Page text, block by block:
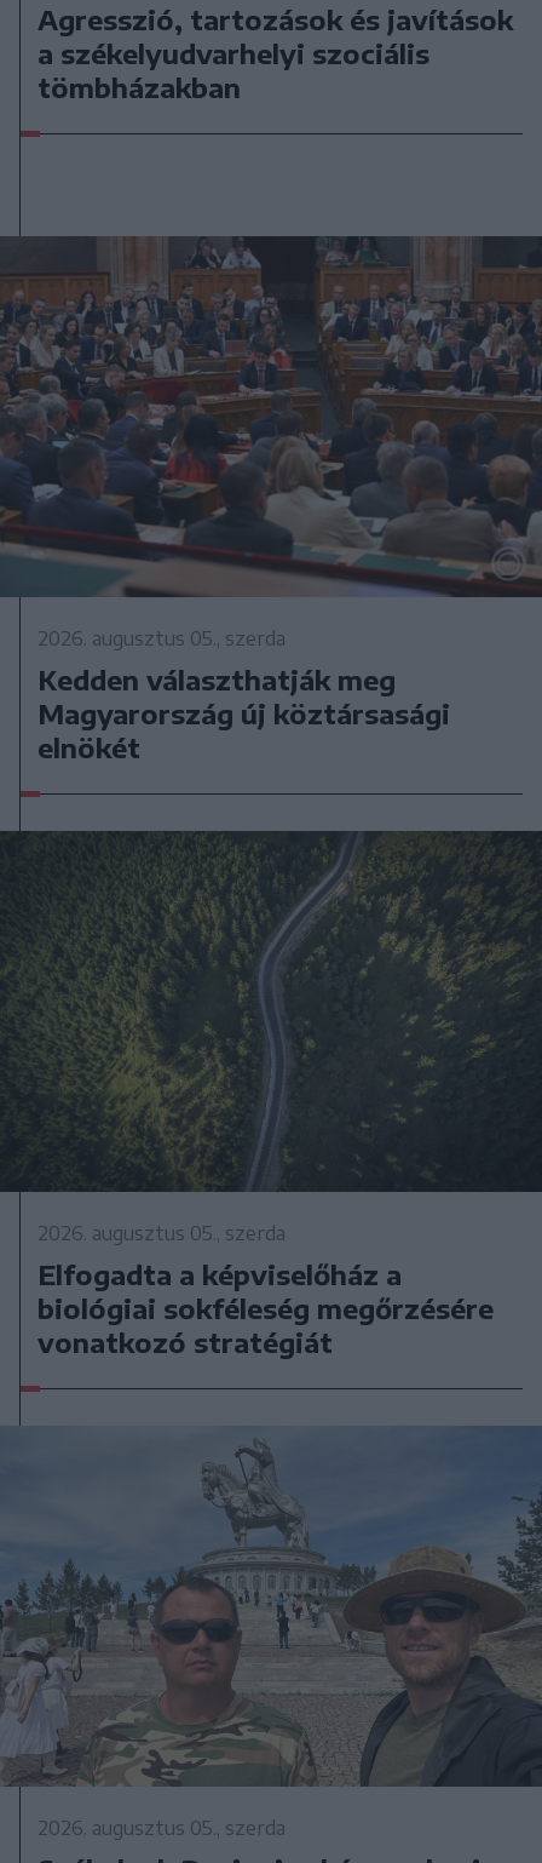
Agresszió, tartozások és javítások
a székelyudvarhelyi szociális
tömbházakban
2026. augusztus 05., szerda
Kedden választhatják meg
Magyarország új köztársasági
elnökét
2026. augusztus 05., szerda
Elfogadta a képviselőház a
biológiai sokféleség megőrzésére
vonatkozó stratégiát
2026. augusztus 05., szerda